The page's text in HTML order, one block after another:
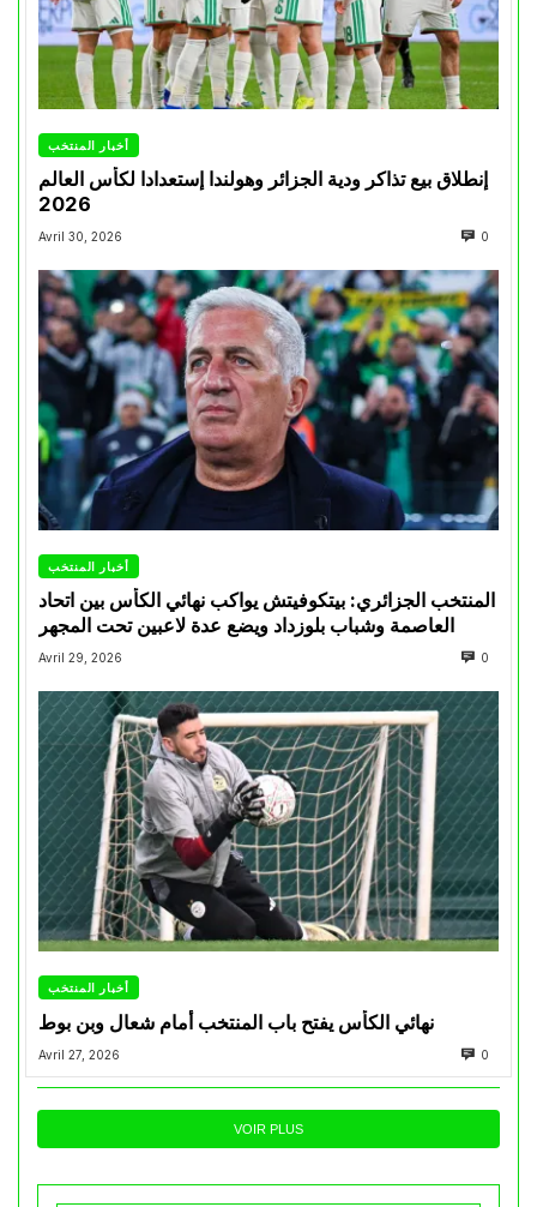
أخبار المنتخب
إنطلاق بيع تذاكر ودية الجزائر وهولندا إستعدادا لكأس العالم
2026
Avril 30, 2026 0
أخبار المنتخب
المنتخب الجزائري: بيتكوفيتش يواكب نهائي الكأس بين اتحاد
العاصمة وشباب بلوزداد ويضع عدة لاعبين تحت المجهر
Avril 29, 2026 0
أخبار المنتخب
نهائي الكأس يفتح باب المنتخب أمام شعال وبن بوط
Avril 27, 2026 0
VOIR PLUS